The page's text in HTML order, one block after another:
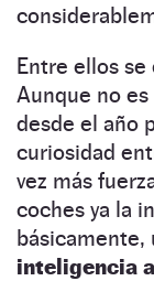
Entre ellos
Aunque no
desde el año
curiosidad
vez más
coches ya la
básicamente,
inteligencia